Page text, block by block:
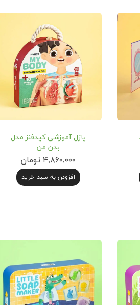
پازل آموزشی کیدفنز مدل
بدن من
۴,۸۶۰,۰۰۰ تومان
افزودن به سبد خرید